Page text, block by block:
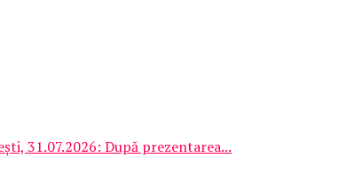
31.07.2026: După prezentarea...